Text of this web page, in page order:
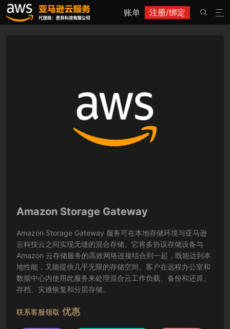
账单 注册/绑定 

Amazon Storage Gateway
Amazon Storage Gateway 服务可在本地存储环境与亚马逊
云科技云之间实现无缝的混合存储。它将多协议存储设备与
Amazon 云存储服务的高效网络连接结合到一起，既能达到本
地性能，又能提供几乎无限的存储空间。客户在远程办公室和
数据中心内使用此服务来处理混合云工作负载、备份和还原、
存档、灾难恢复和分层存储。
联系客服领取 优惠